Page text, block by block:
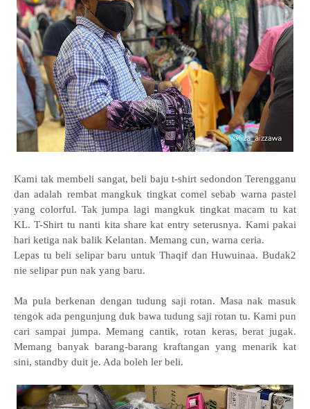
Kami tak membeli sangat, beli baju t-shirt sedondon Terengganu
dan adalah rembat mangkuk tingkat comel sebab warna pastel
yang colorful. Tak jumpa lagi mangkuk tingkat macam tu kat
KL. T-Shirt tu nanti kita share kat entry seterusnya. Kami pakai
hari ketiga nak balik Kelantan. Memang cun, warna ceria.
Lepas tu beli selipar baru untuk Thaqif dan Huwuinaa. Budak2
nie selipar pun nak yang baru.
Ma pula berkenan dengan tudung saji rotan. Masa nak masuk
tengok ada pengunjung duk bawa tudung saji rotan tu. Kami pun
cari sampai jumpa. Memang cantik, rotan keras, berat jugak.
Memang banyak barang-barang kraftangan yang menarik kat
sini, standby duit je. Ada boleh ler beli.